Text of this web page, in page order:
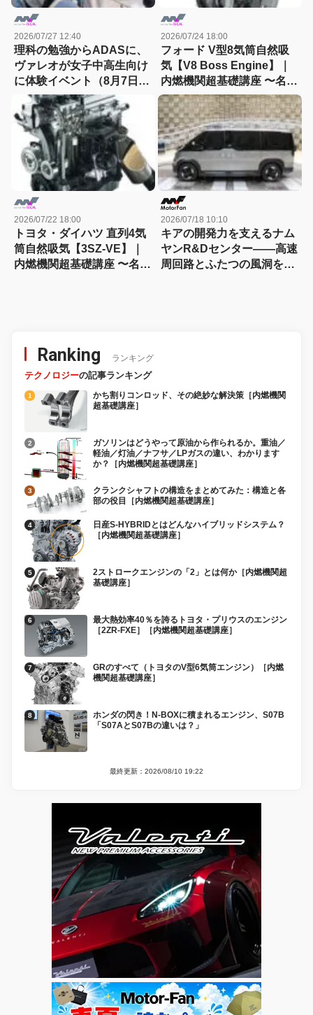
2026/07/27 12:40
理科の勉強からADASに、
ヴァレオが女子中高生向け
に体験イベント（8月7日締
切）
2026/07/24 18:00
フォード V型8気筒自然吸
気【V8 Boss Engine】｜
内燃機関超基礎講座 〜名作
エンジン図鑑
2026/07/22 18:00
トヨタ・ダイハツ 直列4気
筒自然吸気【3SZ-VE】｜
内燃機関超基礎講座 〜名作
2026/07/18 10:10
キアの開発力を支えるナム
ヤンR&Dセンター――高速
周回路とふたつの風洞を訪
Ranking ランキング
テクノロジーの記事ランキング
かち割りコンロッド、その絶妙な解決策［内燃機関
超基礎講座］
ガソリンはどうやって原油から作られるか。重油／
軽油／灯油／ナフサ／LPガスの違い、わかります
か？［内燃機関超基礎講座］
クランクシャフトの構造をまとめてみた：構造と各
部の役目［内燃機関超基礎講座］
日産S-HYBRIDとはどんなハイブリッドシステム？
［内燃機関超基礎講座］
2ストロークエンジンの「2」とは何か［内燃機関超
基礎講座］
最大熱効率40％を誇るトヨタ・プリウスのエンジン
［2ZR-FXE］［内燃機関超基礎講座］
GRのすべて（トヨタのV型6気筒エンジン）［内燃
機関超基礎講座］
ホンダの閃き！N-BOXに積まれるエンジン、S07B
「S07AとS07Bの違いは？」
最終更新：2026/08/10 19:22